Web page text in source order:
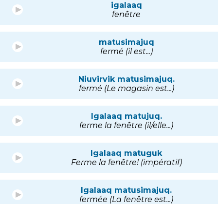
igalaaq
fenêtre
matusimajuq
fermé (il est...)
Niuvirvik matusimajuq.
fermé (Le magasin est...)
Igalaaq matujuq.
ferme la fenêtre (il/elle...)
Igalaaq matuguk
Ferme la fenêtre! (impératif)
Igalaaq matusimajuq.
fermée (La fenêtre est...)